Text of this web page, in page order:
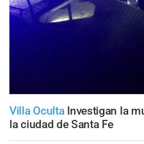
Villa Oculta Investigan la
la ciudad de Santa Fe